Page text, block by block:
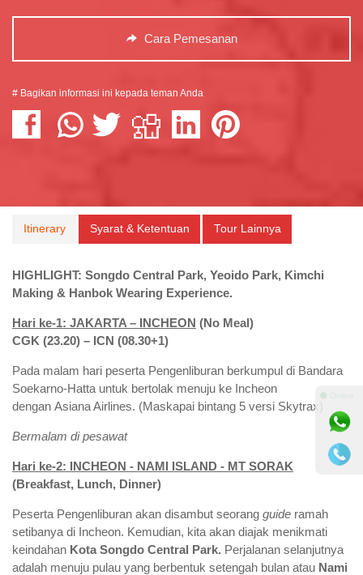
Cara Pemesanan
# Bagikan informasi ini kepada teman Anda
Itinerary Syarat & Ketentuan Tour Lainnya
HIGHLIGHT: Songdo Central Park, Yeoido Park, Kimchi
Making & Hanbok Wearing Experience.
Hari ke-1: JAKARTA – INCHEON (No Meal)
CGK (23.20) – ICN (08.30+1)
Pada malam hari peserta Pengenliburan berkumpul di Bandara
Soekarno-Hatta untuk bertolak menuju ke Incheon
dengan Asiana Airlines. (Maskapai bintang 5 versi Skytrax)
Bermalam di pesawat
Hari ke-2: INCHEON - NAMI ISLAND - MT SORAK
(Breakfast, Lunch, Dinner)
Peserta Pengenliburan akan disambut seorang guide ramah
setibanya di Incheon. Kemudian, kita akan diajak menikmati
keindahan Kota Songdo Central Park. Perjalanan selanjutnya
adalah menuju pulau yang berbentuk setengah bulan atau Nami
⚫ Online